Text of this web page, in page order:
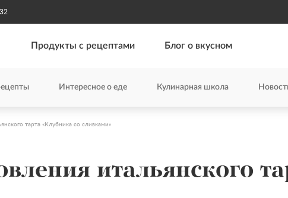
Продукты с рецептами Блог о вкусном
Интересное о еде Кулинарная школа
тарта «Клубника со сливками»
итальянского